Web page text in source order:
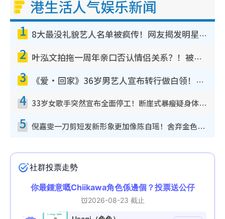
港生活人气娱乐新闻
1 8大最没礼貌艺人名单被疯传！网友揭发明星真面目，一致数落这一位是无品天花板？
2 叶泓文拍拖一周年亲口否认情侣关系？！被质疑感情造假竟称GM“普通同事”
3 《爱·回家》36岁男艺人宣布转行做白领！卸下艺人身份回归素人平淡生活
4 33岁女歌手突然宣布全面停工！断崖式暴瘦疑身体亮红灯！声明曝：将暂时淡出
5 倪嘉雯一刀剪短发新形象更加像陈自瑶！舍弃金色长发造型气质大变超惊喜